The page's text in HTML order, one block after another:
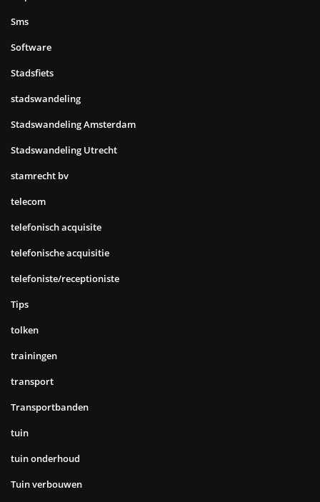
Sms
Software
Stadsfiets
stadswandeling
Stadswandeling Amsterdam
Stadswandeling Utrecht
stamrecht bv
telecom
telefonisch acquisite
telefonische acquisitie
telefoniste/receptioniste
Tips
tolken
trainingen
transport
Transportbanden
tuin
tuin onderhoud
Tuin verbouwen